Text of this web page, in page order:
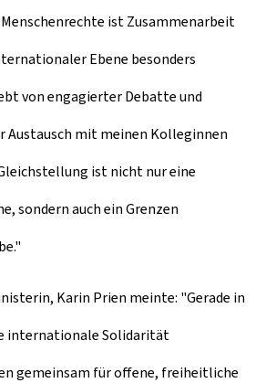
Menschenrechte ist Zusammenarbeit
Ebene besonders
von engagierter Debatte und
Austausch mit meinen Kolleginnen
ist nicht nur eine
sondern auch ein Grenzen
Karin Prien meinte: "Gerade in
internationale Solidarität
gemeinsam für offene, freiheitliche